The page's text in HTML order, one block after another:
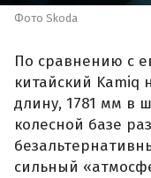
Фото Skoda
По сравнению с
китайский Kamiq
длину, 1781 мм в
колесной базе
сильный